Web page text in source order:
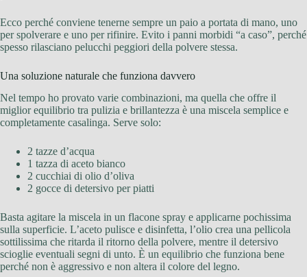
Ecco perché conviene tenerne sempre un paio a portata di mano, uno
per spolverare e uno per rifinire. Evito i panni morbidi “a caso”, perché
spesso rilasciano pelucchi peggiori della polvere stessa.
Una soluzione naturale che funziona davvero
Nel tempo ho provato varie combinazioni, ma quella che offre il
miglior equilibrio tra pulizia e brillantezza è una miscela semplice e
completamente casalinga. Serve solo:
2 tazze d’acqua
1 tazza di aceto bianco
2 cucchiai di olio d’oliva
2 gocce di detersivo per piatti
Basta agitare la miscela in un flacone spray e applicarne pochissima
sulla superficie. L’aceto pulisce e disinfetta, l’olio crea una pellicola
sottilissima che ritarda il ritorno della polvere, mentre il detersivo
scioglie eventuali segni di unto. È un equilibrio che funziona bene
perché non è aggressivo e non altera il colore del legno.